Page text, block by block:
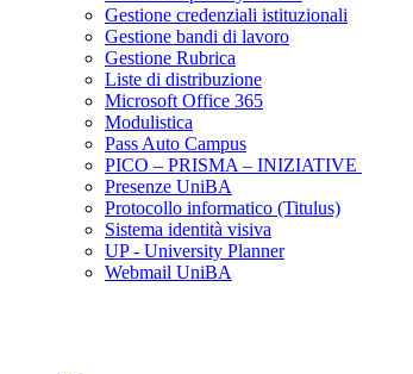
Gestione credenziali istituzionali
Gestione bandi di lavoro
Gestione Rubrica
Liste di distribuzione
Microsoft Office 365
Modulistica
Pass Auto Campus
PICO – PRISMA – INIZIATIVE
Presenze UniBA
Protocollo informatico (Titulus)
Sistema identità visiva
UP - University Planner
Webmail UniBA